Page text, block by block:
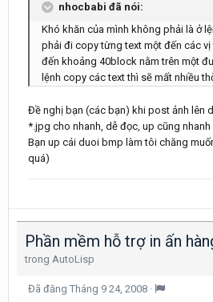
nhocbabi đã nói:
Khó khăn của mình không phải là ở
phải đi copy từng text một đến các vị
đến khoảng 40block nằm trên một
lệnh copy các text thì sẽ mất nhiều
Đề nghị bạn (các bạn) khi post ảnh lên
*.jpg cho nhanh, dễ đọc, up cũng nhanh
Bạn up cái duoi bmp làm tôi chăng
quá)
Phần mềm hỗ trợ in ấn
trong AutoLisp
Đã đăng Tháng 9 24, 2008 ·